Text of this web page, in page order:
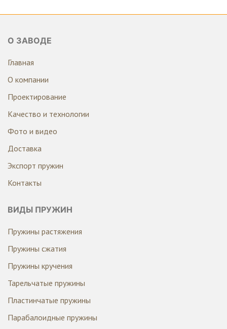
О ЗАВОДЕ
Главная
О компании
Проектирование
Качество и технологии
Фото и видео
Доставка
Экспорт пружин
Контакты
ВИДЫ ПРУЖИН
Пружины растяжения
Пружины сжатия
Пружины кручения
Тарельчатые пружины
Пластинчатые пружины
Парабалоидные пружины